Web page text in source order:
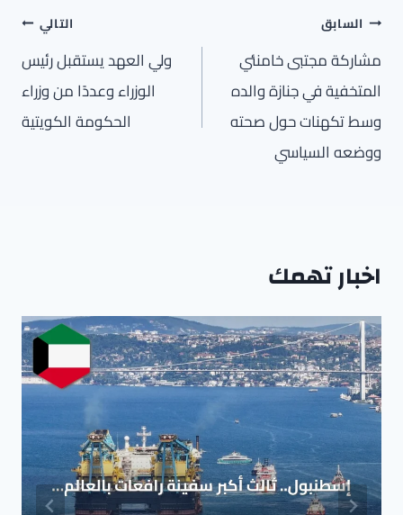
تصفّح
المقالات
السابق
مشاركة مجتبى خامنئي
المتخفية في جنازة والده
وسط تكهنات حول صحته
ووضعه السياسي
التالي
ولي العهد يستقبل رئيس
الوزراء وعددًا من وزراء
الحكومة الكويتية
اخبار تهمك